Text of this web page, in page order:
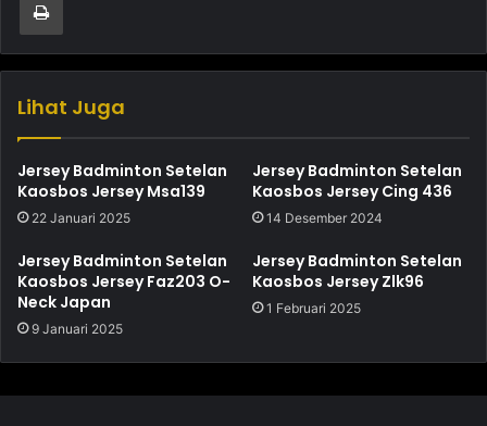
Lihat Juga
Jersey Badminton Setelan
Kaosbos Jersey Msa139
22 Januari 2025
Jersey Badminton Setelan
Kaosbos Jersey Cing 436
14 Desember 2024
Jersey Badminton Setelan
Kaosbos Jersey Faz203 O-
Neck Japan
9 Januari 2025
Jersey Badminton Setelan
Kaosbos Jersey Zlk96
1 Februari 2025